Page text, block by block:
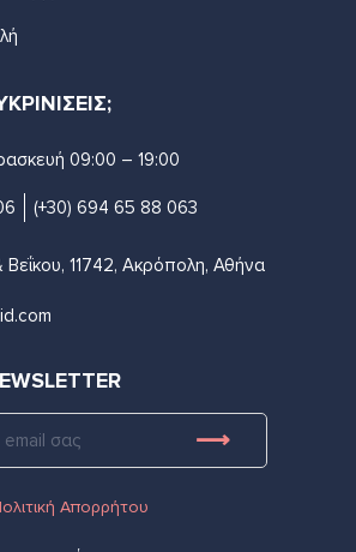
09:00 – 19:00
(+30) 694 65 88 063
11742, Ακρόπολη, Αθήνα
Απορρήτου